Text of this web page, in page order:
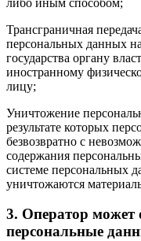
Трансграничная
персональных данных
государства органу
иностранному
лицу;
Уничтожение
результате которых
безвозвратно с
содержания
системе персональных
уничтожаются
3. Оператор может
персональные